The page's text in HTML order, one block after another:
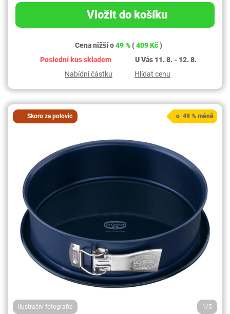
Vložit do košíku
Cena nižší o49 %(409 Kč)
Poslední kus skladem
U Vás 11. 8. - 12. 8.
Nabídni částku
Hlídat cenu
Skoro za polovic
Ilustrační fotografie 1/5
o 49 % méně